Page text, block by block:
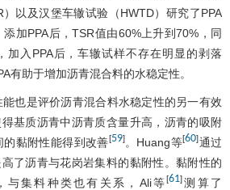
以及汉堡车辙试验（HWTD）研究了PPA
加PPA后，TSR值由60%上升到70%，同
加入PPA后，车辙试样不存在明显的剥落
有助于增加沥青混合料的水稳定性。
也是评价沥青混合料水稳定性的另一有效
基质沥青中沥青质含量升高，沥青的吸附
黏附性能得到改善[59]。Huang等[60]通过
了沥青与花岗岩集料的黏附性。黏附性的
与集料种类也有关系，Ali等[61] 测算了